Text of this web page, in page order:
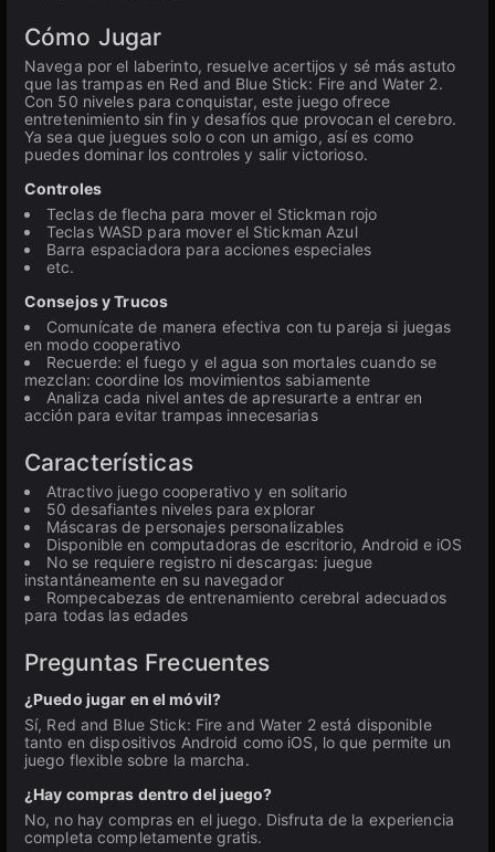
Cómo Jugar
Navega por el laberinto, resuelve acertijos y sé más astuto
que las trampas en Red and Blue Stick: Fire and Water 2.
Con 50 niveles para conquistar, este juego ofrece
entretenimiento sin fin y desafíos que provocan el cerebro.
Ya sea que juegues solo o con un amigo, así es como
puedes dominar los controles y salir victorioso.
Controles
Teclas de flecha para mover el Stickman rojo
Teclas WASD para mover el Stickman Azul
Barra espaciadora para acciones especiales
etc.
Consejos y Trucos
Comunícate de manera efectiva con tu pareja si juegas
en modo cooperativo
Recuerde: el fuego y el agua son mortales cuando se
mezclan: coordine los movimientos sabiamente
Analiza cada nivel antes de apresurarte a entrar en
acción para evitar trampas innecesarias
Características
Atractivo juego cooperativo y en solitario
50 desafiantes niveles para explorar
Máscaras de personajes personalizables
Disponible en computadoras de escritorio, Android e iOS
No se requiere registro ni descargas: juegue
instantáneamente en su navegador
Rompecabezas de entrenamiento cerebral adecuados
para todas las edades
Preguntas Frecuentes
¿Puedo jugar en el móvil?
Sí, Red and Blue Stick: Fire and Water 2 está disponible
tanto en dispositivos Android como iOS, lo que permite un
juego flexible sobre la marcha.
¿Hay compras dentro del juego?
No, no hay compras en el juego. Disfruta de la experiencia
completa completamente gratis.